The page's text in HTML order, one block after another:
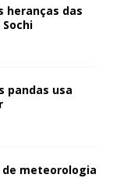
heranças das
pandas usa
meteorologia